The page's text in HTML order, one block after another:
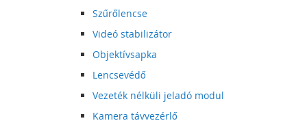
Szűrőlencse
Videó stabilizátor
Objektívsapka
Lencsevédő
Vezeték nélküli jeladó modul
Kamera távvezérlő